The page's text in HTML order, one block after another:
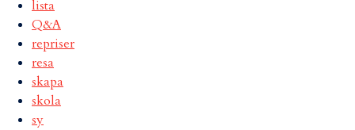
lista
Q&A
repriser
resa
skapa
skola
sy